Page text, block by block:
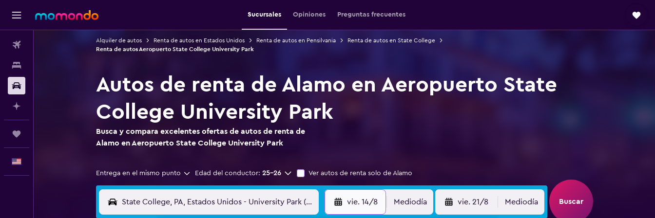
Sucursales Opiniones Preguntas frecuentes
Alquiler de autos Renta de autos en Estados Unidos Renta de autos en Pensilvania
Renta de autos en State College
Renta de autos Aeropuerto State College University Park
Autos de renta de Alamo en Aeropuerto State
College University Park
Busca y compara excelentes ofertas de autos de renta de
Alamo en Aeropuerto State College University Park
Entrega en el mismo punto Edad del conductor: 25-26 Ver autos de renta solo de Alamo
vie. 14/8 Mediodía vie. 21/8 Mediodía Buscar